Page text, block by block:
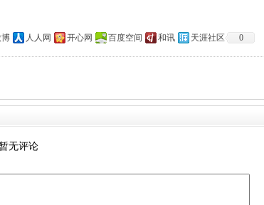
人人网 开心网 百度空间 和讯 天涯社区 0
无评论